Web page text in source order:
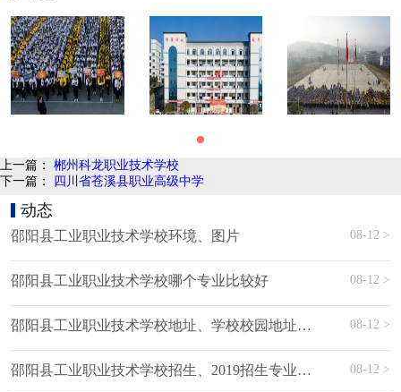
上一篇： 郴州科龙职业技术学校
下一篇： 四川省苍溪县职业高级中学
动态
邵阳县工业职业技术学校环境、图片 08-12 >
邵阳县工业职业技术学校哪个专业比较好 08-12 >
邵阳县工业职业技术学校地址、学校校园地址在哪里 08-12 >
邵阳县工业职业技术学校招生、2019招生专业有哪些 08-12 >